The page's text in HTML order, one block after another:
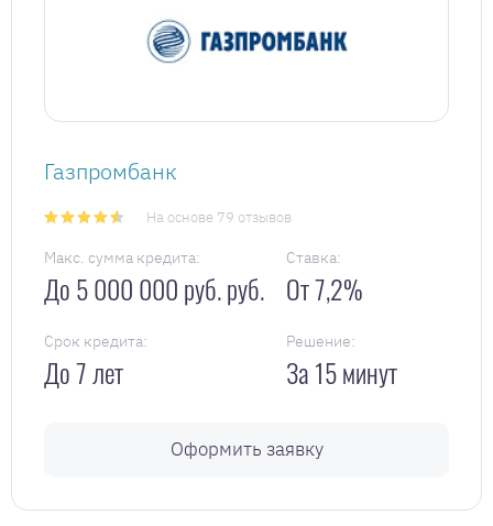
Газпромбанк
На основе 79 отзывов
Макс. сумма кредита:
До 5 000 000 руб. руб.
Ставка:
От 7,2%
Срок кредита:
До 7 лет
Решение:
За 15 минут
Оформить заявку